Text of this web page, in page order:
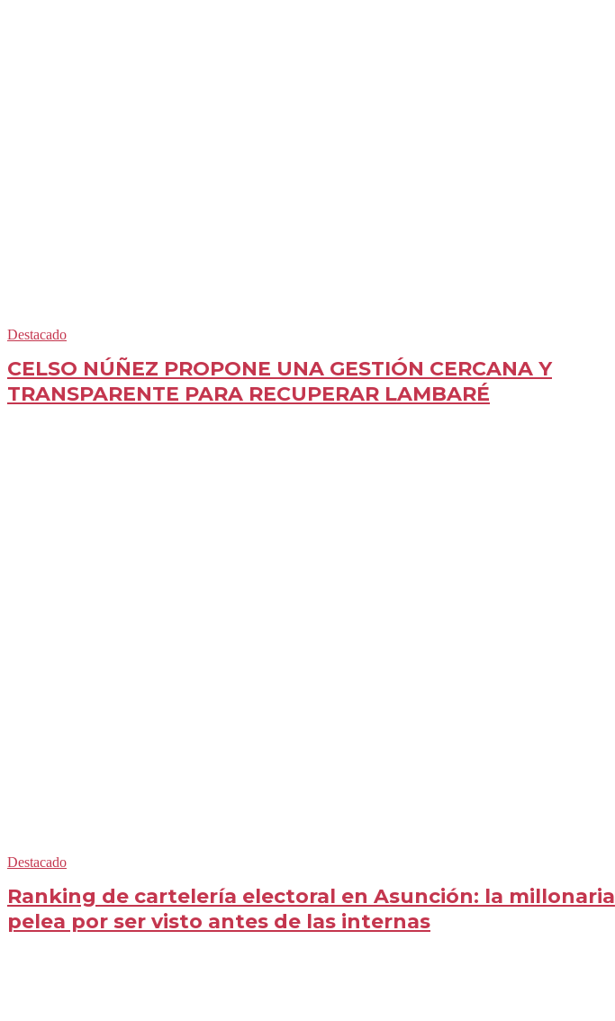
Destacado
CELSO NÚÑEZ PROPONE UNA GESTIÓN CERCANA Y
TRANSPARENTE PARA RECUPERAR LAMBARÉ
Destacado
Ranking de cartelería electoral en Asunción: la millonaria
pelea por ser visto antes de las internas